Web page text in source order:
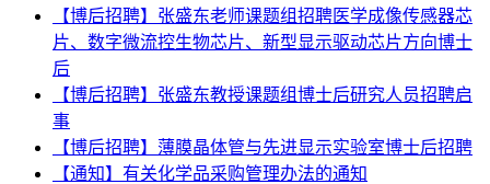
【博后招聘】张盛东老师课题组招聘医学成像传感器芯
片、数字微流控生物芯片、新型显示驱动芯片方向博士
后
【博后招聘】张盛东教授课题组博士后研究人员招聘启
事
【博后招聘】薄膜晶体管与先进显示实验室博士后招聘
【通知】有关化学品采购管理办法的通知